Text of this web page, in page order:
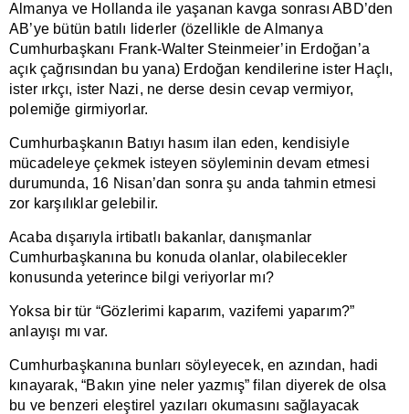
Almanya ve Hollanda ile yaşanan kavga sonrası ABD’den
AB’ye bütün batılı liderler (özellikle de Almanya
Cumhurbaşkanı Frank-Walter Steinmeier’in Erdoğan’a
açık çağrısından bu yana) Erdoğan kendilerine ister Haçlı,
ister ırkçı, ister Nazi, ne derse desin cevap vermiyor,
polemiğe girmiyorlar.
Cumhurbaşkanın Batıyı hasım ilan eden, kendisiyle
mücadeleye çekmek isteyen söyleminin devam etmesi
durumunda, 16 Nisan’dan sonra şu anda tahmin etmesi
zor karşılıklar gelebilir.
Acaba dışarıyla irtibatlı bakanlar, danışmanlar
Cumhurbaşkanına bu konuda olanlar, olabilecekler
konusunda yeterince bilgi veriyorlar mı?
Yoksa bir tür “Gözlerimi kaparım, vazifemi yaparım?”
anlayışı mı var.
Cumhurbaşkanına bunları söyleyecek, en azından, hadi
kınayarak, “Bakın yine neler yazmış” filan diyerek de olsa
bu ve benzeri eleştirel yazıları okumasını sağlayacak